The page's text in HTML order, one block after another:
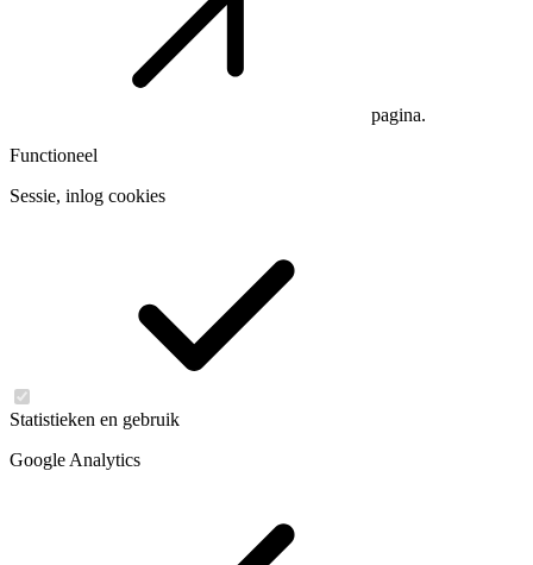
pagina.
Functioneel
Sessie, inlog cookies
Statistieken en gebruik
Google Analytics